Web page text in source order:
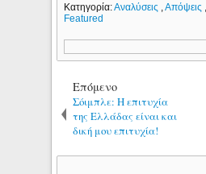
Κατηγορία:Αναλύσεις ,Απόψεις
Featured
Επόμενο
Σόιμπλε: Η επιτυχία
της Ελλάδας είναι και
δική μου επιτυχία!